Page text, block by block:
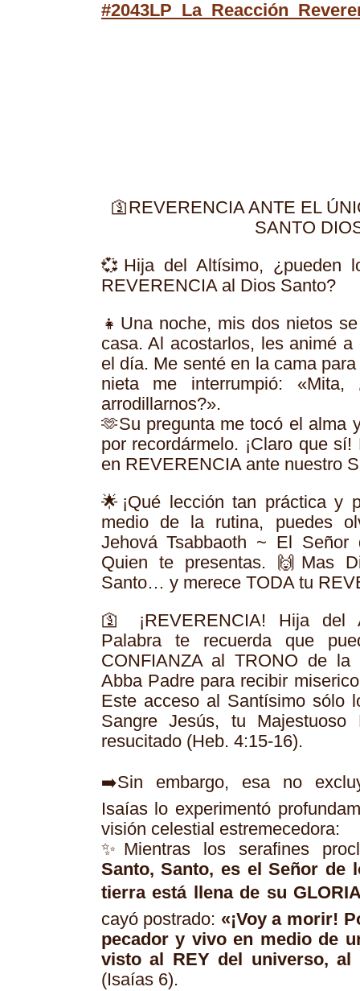
🛐REVERENCIA ANTE EL
SANTO
💞Hija del Altísimo, ¿pueden
REVERENCIA al Dios Santo?
👧Una noche, mis dos nietos
casa. Al acostarlos, les animé
el día. Me senté en la cama
nieta me interrumpió: «Mita,
arrodillarnos?».
🫶Su pregunta me tocó el alma
por recordármelo. ¡Claro que
en REVERENCIA ante nuestro
🌟¡Qué lección tan práctica y
medio de la rutina, puedes
Jehová Tsabbaoth ~ El
Quien te presentas. 🙌Mas
Santo… y merece TODA tu
🛐 ¡REVERENCIA! Hija del
Palabra te recuerda que
CONFIANZA al TRONO de
Abba Padre para recibir
Este acceso al Santísimo sólo
Sangre Jesús, tu Majestuoso
resucitado (Heb. 4:15-16).
➡️Sin embargo, esa no
Isaías lo experimentó
visión celestial estremecedora:
✨Mientras los serafines
Santo, Santo, es el Señor de
tierra está llena de su
cayó postrado: «¡Voy a morir!
pecador y vivo en medio de
visto al REY del universo, al
(Isaías 6).